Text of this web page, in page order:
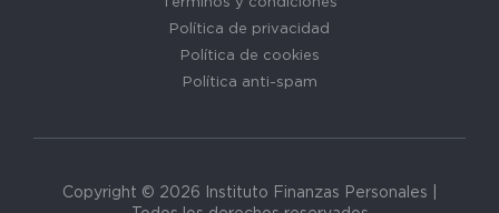
Términos y condiciones
Política de privacidad
Política de cookies
Política anti-spam
Copyright © 2026 Instituto Finanzas Personales |